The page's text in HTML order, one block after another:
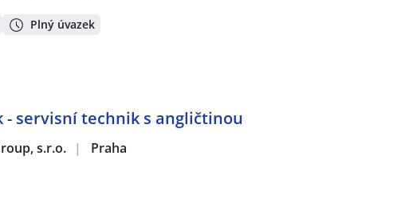
Plný úvazek
- servisní technik s angličtinou
s.r.o. | Praha